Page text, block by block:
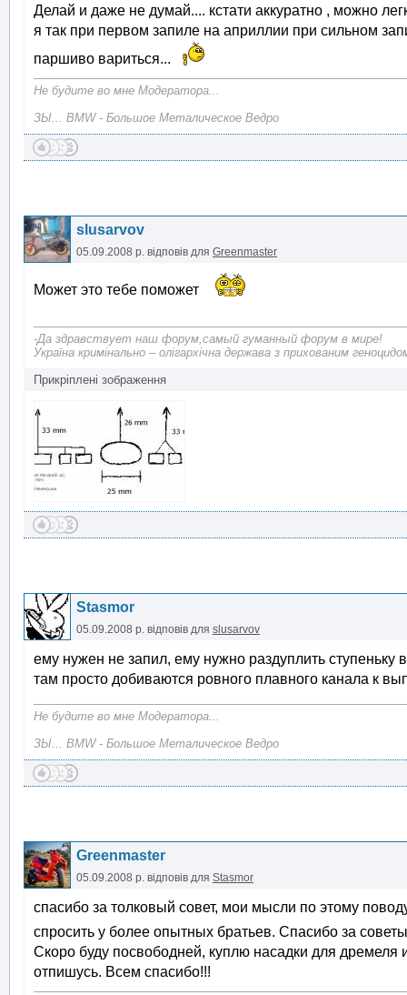
Делай и даже не думай.... кстати аккуратно , можно
я так при первом запиле на априллии при сильном
паршиво вариться...
Не будите во мне Модератора...
ЗЫ... BMW - Большое Металическое Ведро
slusarvov
05.09.2008 р. відповів для Greenmaster
Может это тебе поможет
-Да здравствует наш форум,самый гуманный форум в мире!
Україна кримінально – олігархічна держава з прихованим
Прикріплені зображення
Stasmor
05.09.2008 р. відповів для slusarvov
ему нужен не запил, ему нужно раздуплить ступеньку
там просто добиваются ровного плавного канала к
Не будите во мне Модератора...
ЗЫ... BMW - Большое Металическое Ведро
Greenmaster
05.09.2008 р. відповів для Stasmor
спасибо за толковый совет, мои мысли по этому
спросить у более опытных братьев. Спасибо за
Скоро буду посвободней, куплю насадки для
отпишусь. Всем спасибо!!!